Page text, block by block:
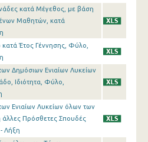
κατά Μέγεθος, με βάση
Μαθητών, κατά
κατά Έτος Γέννησης, Φύλο,
Δημόσιων Ενιαίων Λυκείων
Ιδιότητα, Φύλο,
Ενιαίων Λυκείων όλων των
Πρόσθετες Σπουδές
Λήξη